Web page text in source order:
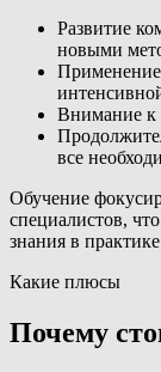
Развитие
новыми
Применение
Внимание к
все
Обучение
специалистов,
знания в
Какие плюсы
Почему